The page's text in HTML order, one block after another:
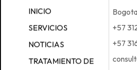
INICIO
SERVICIOS
NOTICIAS
TRATAMIENTO DE
+57
+57